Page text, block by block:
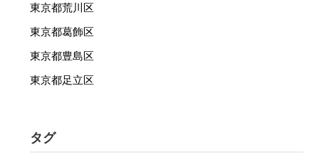
東京都荒川区
東京都葛飾区
東京都豊島区
東京都足立区
タグ